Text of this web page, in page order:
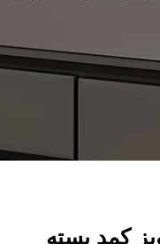
کمد بسته